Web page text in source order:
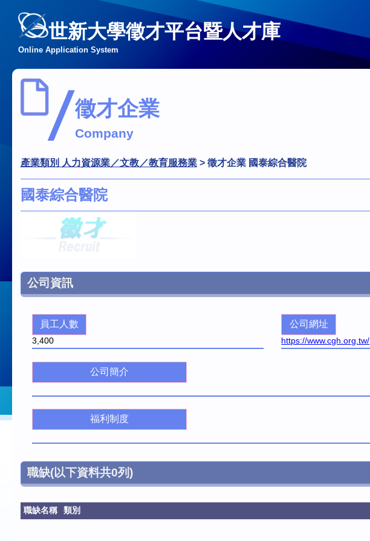
世新大學徵才平台暨人才庫
Online Application System
徵才企業
Company
產業類別 人力資源業／文教／教育服務業> 徵才企業 國泰綜合醫院
國泰綜合醫院
公司資訊
員工人數
3,400
公司網址
https://www.cgh.org.tw/
公司簡介
福利制度
職缺(以下資料共0列)
職缺名稱 類別